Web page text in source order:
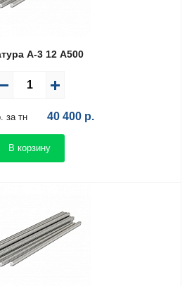
А-3 12 А500
за тн 40 400р.
В корзину